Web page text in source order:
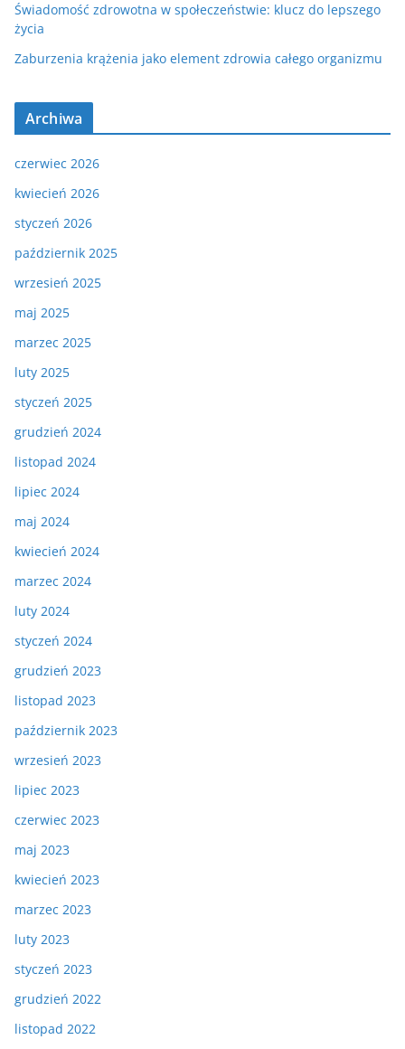
Świadomość zdrowotna w społeczeństwie: klucz do lepszego
życia
Zaburzenia krążenia jako element zdrowia całego organizmu
Archiwa
czerwiec 2026
kwiecień 2026
styczeń 2026
październik 2025
wrzesień 2025
maj 2025
marzec 2025
luty 2025
styczeń 2025
grudzień 2024
listopad 2024
lipiec 2024
maj 2024
kwiecień 2024
marzec 2024
luty 2024
styczeń 2024
grudzień 2023
listopad 2023
październik 2023
wrzesień 2023
lipiec 2023
czerwiec 2023
maj 2023
kwiecień 2023
marzec 2023
luty 2023
styczeń 2023
grudzień 2022
listopad 2022